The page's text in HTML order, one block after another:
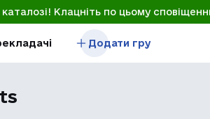
каталозі! Клацніть по цьому
Додати гру